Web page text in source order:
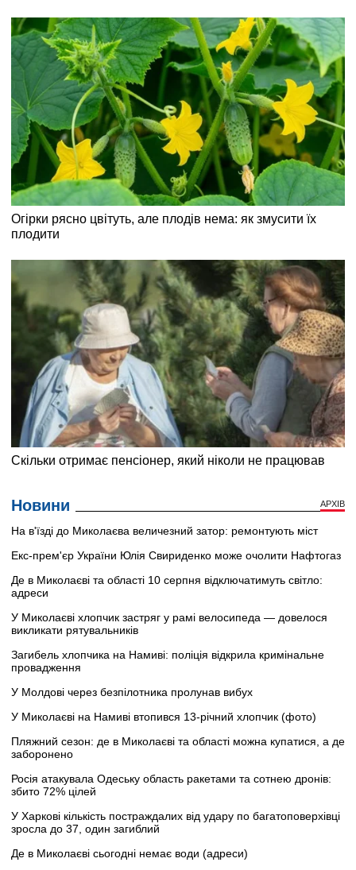
Новини АРХІВ
На в'їзді до Миколаєва величезний затор: ремонтують міст
Екс-прем'єр України Юлія Свириденко може очолити Нафтогаз
Де в Миколаєві та області 10 серпня відключатимуть світло:
адреси
У Миколаєві хлопчик застряг у рамі велосипеда — довелося
викликати рятувальників
Загибель хлопчика на Намиві: поліція відкрила кримінальне
провадження
У Молдові через безпілотника пролунав вибух
У Миколаєві на Намиві втопився 13-річний хлопчик (фото)
Пляжний сезон: де в Миколаєві та області можна купатися, а де
заборонено
Росія атакувала Одеську область ракетами та сотнею дронів:
збито 72% цілей
У Харкові кількість постраждалих від удару по багатоповерхівці
зросла до 37, один загиблий
Де в Миколаєві сьогодні немає води (адреси)